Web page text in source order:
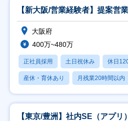
【新大阪/営業経験者】提案営
大阪府
400万~480万
正社員採用 土日祝休み 休日
産休・育休あり 月残業20時間以内
【東京/豊洲】社内SE（アプ